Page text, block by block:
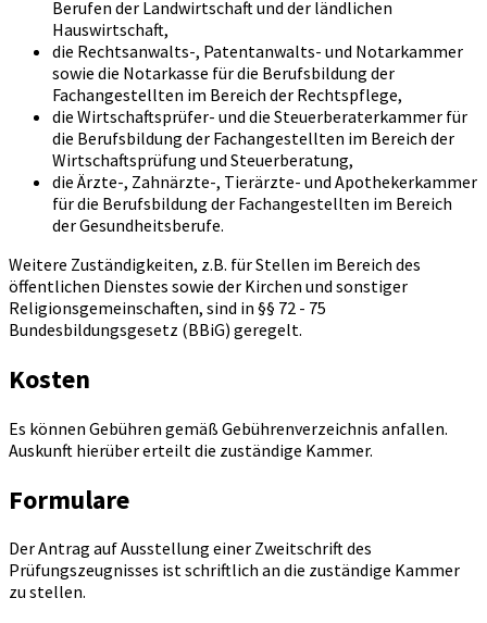
Berufen der Landwirtschaft und der ländlichen
Hauswirtschaft,
die Rechtsanwalts-, Patentanwalts- und Notarkammer
sowie die Notarkasse für die Berufsbildung der
Fachangestellten im Bereich der Rechtspflege,
die Wirtschaftsprüfer- und die Steuerberaterkammer für
die Berufsbildung der Fachangestellten im Bereich der
Wirtschaftsprüfung und Steuerberatung,
die Ärzte-, Zahnärzte-, Tierärzte- und Apothekerkammer
für die Berufsbildung der Fachangestellten im Bereich
der Gesundheitsberufe.
Weitere Zuständigkeiten, z.B. für Stellen im Bereich des
öffentlichen Dienstes sowie der Kirchen und sonstiger
Religionsgemeinschaften, sind in §§ 72 - 75
Bundesbildungsgesetz (BBiG) geregelt.
Kosten
Es können Gebühren gemäß Gebührenverzeichnis anfallen.
Auskunft hierüber erteilt die zuständige Kammer.
Formulare
Der Antrag auf Ausstellung einer Zweitschrift des
Prüfungszeugnisses ist schriftlich an die zuständige Kammer
zu stellen.